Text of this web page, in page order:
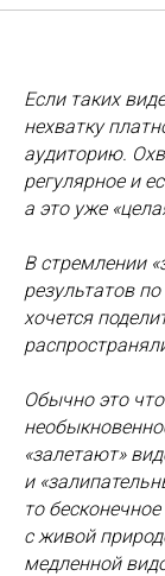
Если таких
нехватку
аудиторию.
регулярное и
а это уже
В стремлении
результатов
хочется
Обычно это
«залетают»
и
то
с живой
медленной